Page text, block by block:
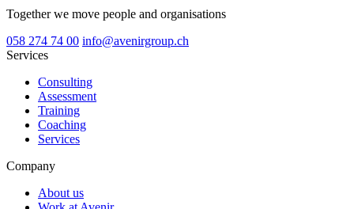
Together we move people and organisations
058 274 74 00 info@avenirgroup.ch
Services
Consulting
Assessment
Training
Coaching
Services
Company
About us